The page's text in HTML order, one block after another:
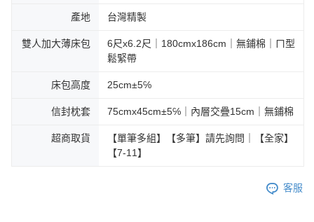
產地 台灣精製
雙人加大薄床包
6尺x6.2尺｜180cmx186cm｜無鋪棉｜ㄇ型
鬆緊帶
床包高度 25cm±5℅
信封枕套 75cmx45cm±5℅｜內層交疊15cm｜無鋪棉
超商取貨
【單筆多組】【多筆】請先詢問｜【全家】
【7-11】
客服